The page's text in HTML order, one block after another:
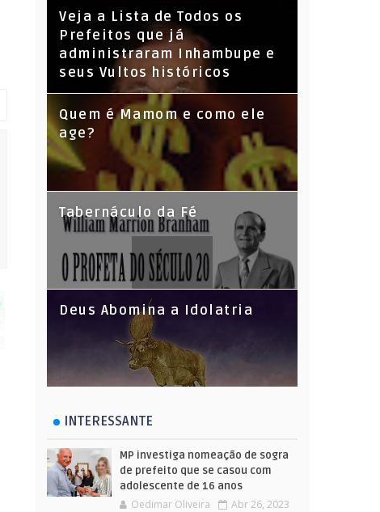
Veja a Lista de Todos os
Prefeitos que já
administraram Inhambupe e
seus Vultos históricos
Quem é Mamom e como ele
age?
Tabernáculo da Fé
Deus Abomina a Idolatria
INTERESSANTE
MP investiga nomeação de sogra
de prefeito que se casou com
adolescente de 16 anos
Oedimar Oliveira Abr 26, 2023